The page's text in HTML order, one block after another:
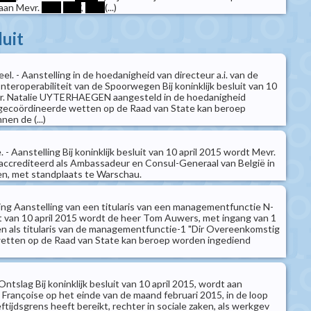
Mevr.
, (...)
- Aanstelling in de hoedanigheid van directeur a.i. van de
van de Spoorwegen Bij koninklijk besluit van 10
Natalie UYTERHAEGEN aangesteld in de hoedanigheid
wetten op de Raad van State kan beroep
de (...)
- Aanstelling Bij koninklijk besluit van 10 april 2015 wordt Mevr.
als Ambassadeur en Consul-Generaal van België in
met standplaats te Warschau.
Aanstelling van een titularis van een managementfunctie N-
van 10 april 2015 wordt de heer Tom Auwers, met ingang van 1
als titularis van de managementfunctie-1 "Dir Overeenkomstig
op de Raad van State kan beroep worden ingediend
Bij koninklijk besluit van 10 april 2015, wordt aan
op het einde van de maand februari 2015, in de loop
heeft bereikt, rechter in sociale zaken, als werkgev